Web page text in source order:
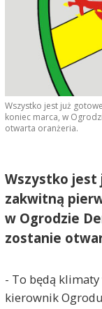
Wszystko jest już
koniec marca, w
otwarta oranżeria.
Wszystko jest
zakwitną
w Ogrodzie
zostanie
- To będą klimaty
kierownik